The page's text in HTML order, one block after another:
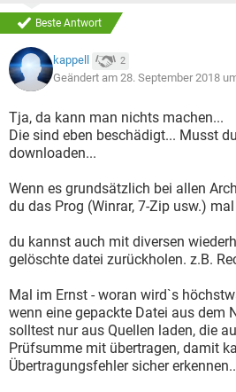
Beste Antwort
kappell 2
Geändert am 28. September 2018
Tja, da kann man nichts machen...
Die sind eben beschädigt... Musst
downloaden...
Wenn es grundsätzlich bei allen
du das Prog (Winrar, 7-Zip usw.)
du kannst auch mit diversen
gelöschte datei zurückholen. z.B.
Mal im Ernst - woran wird`s
wenn eine gepackte Datei aus dem
solltest nur aus Quellen laden, die
Prüfsumme mit übertragen, damit
Übertragungsfehler sicher